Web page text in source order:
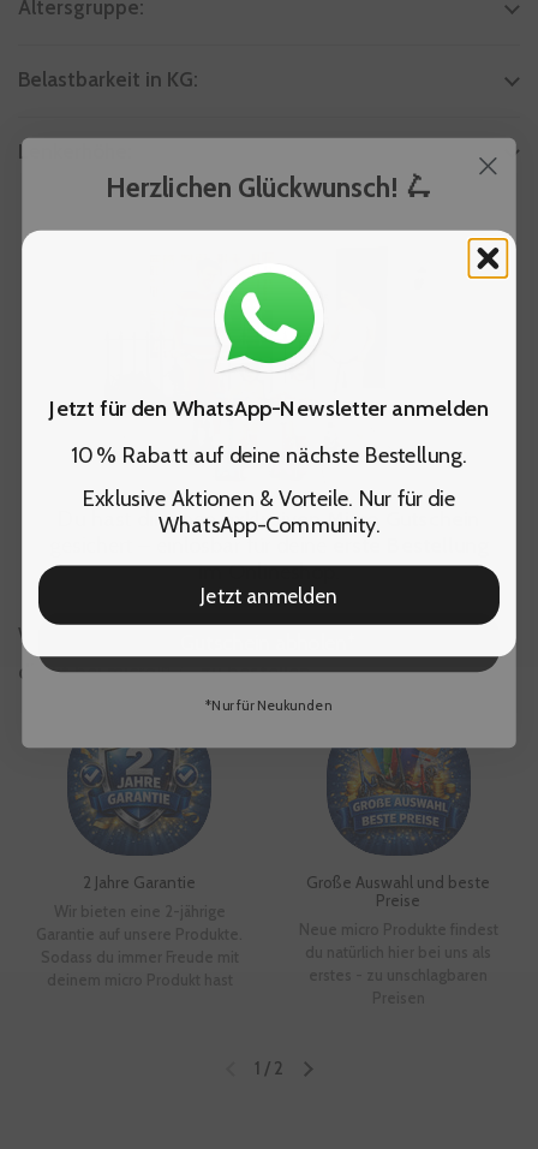
Altersgruppe:
Belastbarkeit in KG:
Lenkerhöhe:
Warum es sich lohnt
direkt bei micro™ 🛴 zu bestellen
2 Jahre Garantie
Große Auswahl und beste
Preise
Vorherige FolieNächste Folie
1 / 2
Herzlichen Glückwunsch! 🛴
Du hast dir einenexklusiven Micro Gutschein
gesichert – einlösbar für deine
erste Bestellung
im Onlineshop.
*Nur für Neukunden
Jetzt für den WhatsApp-Newsletter anmelden
10 % Rabatt auf deine nächste Bestellung.
Exklusive Aktionen & Vorteile. Nur für die
WhatsApp-Community.
Jetzt anmelden